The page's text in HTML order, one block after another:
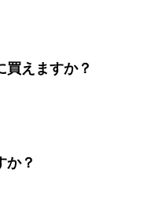
買えますか？
か？